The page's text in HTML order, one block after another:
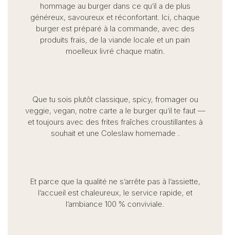
hommage au burger dans ce qu’il a de plus
généreux, savoureux et réconfortant. Ici, chaque
burger est préparé à la commande, avec des
produits frais, de la viande locale et un pain
moelleux livré chaque matin.
Que tu sois plutôt classique, spicy, fromager ou
veggie, vegan, notre carte a le burger qu’il te faut —
et toujours avec des frites fraîches croustillantes à
souhait et une Coleslaw homemade .
Et parce que la qualité ne s’arrête pas à l’assiette,
l’accueil est chaleureux, le service rapide, et
l’ambiance 100 % conviviale.